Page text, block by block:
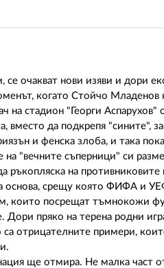
се очакват нови изяви и дори
когато Стойчо
на стадион "Георги
вместо да подкрепя
и фенска злоба, и така
"вечните съперници" си
ръкопляска на противниковите
основа, срещу която ФИФА и
които посрещат тъмнокожи
пряко на терена родни
отрицателните примери,
ще отмира. Не малка част